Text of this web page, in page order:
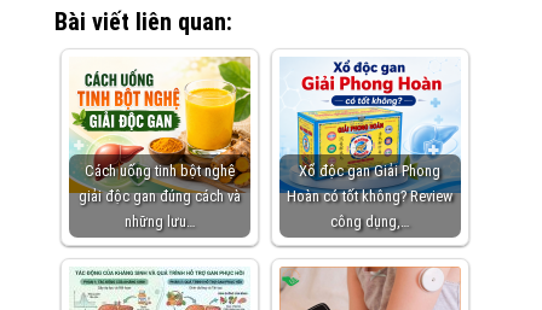
Bài viết liên quan:
Cách uống tinh bột nghệ
giải độc gan đúng cách và
những lưu…
Xổ độc gan Giải Phong
Hoàn có tốt không? Review
công dụng,…